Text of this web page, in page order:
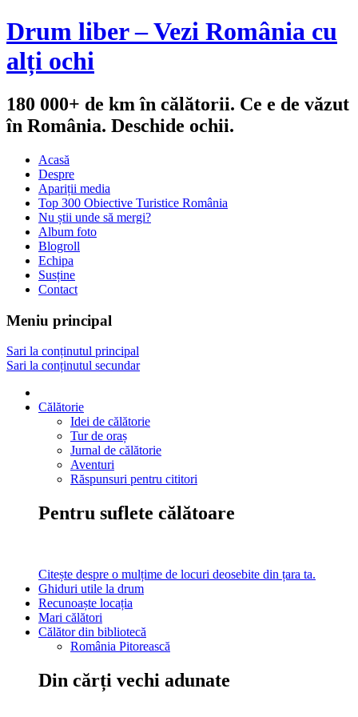
Drum liber – Vezi România cu
alți ochi
180 000+ de km în călătorii. Ce e de văzut
în România. Deschide ochii.
Acasă
Despre
Apariții media
Top 300 Obiective Turistice România
Nu știi unde să mergi?
Album foto
Blogroll
Echipa
Susține
Contact
Meniu principal
Sari la conținutul principal
Sari la conținutul secundar
Călătorie
Idei de călătorie
Tur de oraș
Jurnal de călătorie
Aventuri
Răspunsuri pentru cititori
Pentru suflete călătoare
Citește despre o mulțime de locuri deosebite din țara ta.
Ghiduri utile la drum
Recunoaște locația
Mari călători
Călător din bibliotecă
România Pitorească
Din cărți vechi adunate